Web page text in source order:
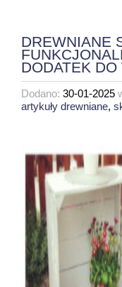
DREWNIANE
DODATEK
Dodano: 30-01-2025
artykuły drewniane,